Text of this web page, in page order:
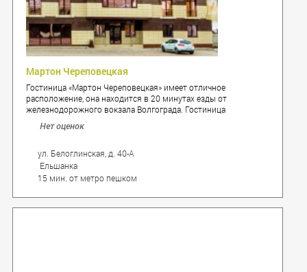
Мартон Череповецкая
Гостиница «Мартон Череповецкая» имеет отличное
расположение, она находится в 20 минутах езды от
железнодорожного вокзала Волгограда. Гостиница
и светлых номера различных категорий.
Нет оценок
ул. Белоглинская, д. 40-А
Ельшанка
15 мин. от метро пешком